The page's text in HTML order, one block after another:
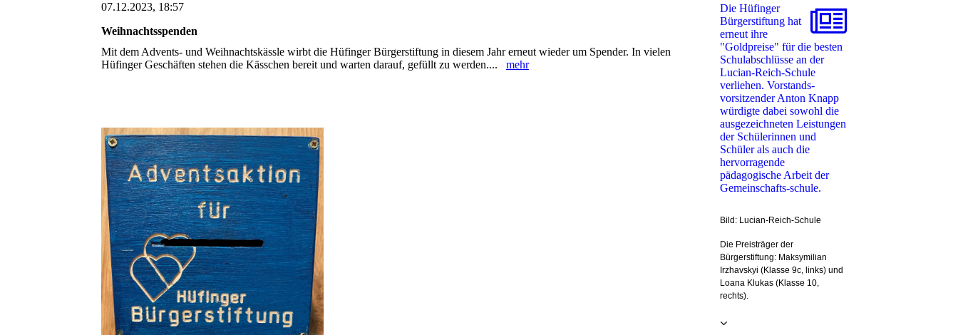
07.12.2023, 18:57
Weihnachtsspenden
Mit dem Advents- und Weihnachtskässle wirbt die Hüfinger Bürgerstiftung in diesem Jahr ‎erneut wieder um Spender. In vielen
Hüfinger Geschäften stehen die Kässchen bereit und ‎warten darauf, gefüllt zu werden.... mehr
Die Hüfinger
Bürgerstiftung hat
erneut ihre
"Goldpreise" für die besten
Schulabschlüsse an der
Lucian-Reich-Schule
verliehen. Vorstands-
vorsitzender Anton Knapp
würdigte dabei sowohl die
ausgezeichneten Leistungen
der Schülerinnen und
Schüler als auch die
hervorragende
pädagogische Arbeit der
Gemeinschafts-schule.
Bild: Lucian-Reich-Schule
Die Preisträger der
Bürgerstiftung: Maksymilian
Irzhavskyi (Klasse 9c, links) und
Loana Klukas (Klasse 10,
rechts).